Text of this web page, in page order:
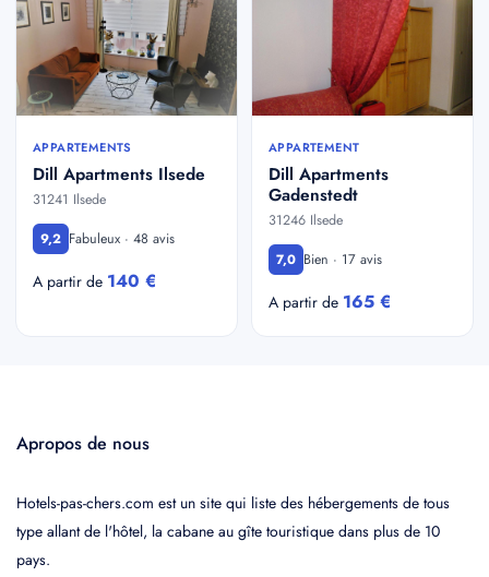
APPARTEMENTS
Dill Apartments Ilsede
31241 Ilsede
9,2 Fabuleux · 48 avis
A partir de 140 €
APPARTEMENT
Dill Apartments
Gadenstedt
31246 Ilsede
7,0 Bien · 17 avis
A partir de 165 €
Apropos de nous
Hotels-pas-chers.com est un site qui liste des hébergements de tous
type allant de l'hôtel, la cabane au gîte touristique dans plus de 10
pays.